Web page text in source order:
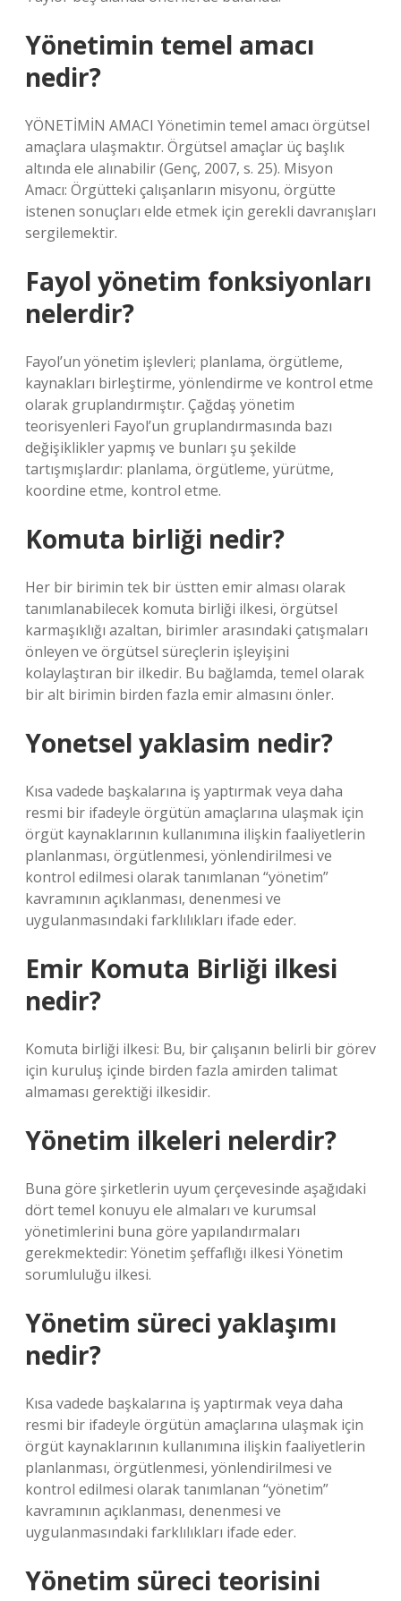
Yönetimin temel amacı
nedir?
YÖNETİMİN AMACI Yönetimin temel amacı örgütsel
amaçlara ulaşmaktır. Örgütsel amaçlar üç başlık
altında ele alınabilir (Genç, 2007, s. 25). Misyon
Amacı: Örgütteki çalışanların misyonu, örgütte
istenen sonuçları elde etmek için gerekli davranışları
sergilemektir.
Fayol yönetim fonksiyonları
nelerdir?
Fayol’un yönetim işlevleri; planlama, örgütleme,
kaynakları birleştirme, yönlendirme ve kontrol etme
olarak gruplandırmıştır. Çağdaş yönetim
teorisyenleri Fayol’un gruplandırmasında bazı
değişiklikler yapmış ve bunları şu şekilde
tartışmışlardır: planlama, örgütleme, yürütme,
koordine etme, kontrol etme.
Komuta birliği nedir?
Her bir birimin tek bir üstten emir alması olarak
tanımlanabilecek komuta birliği ilkesi, örgütsel
karmaşıklığı azaltan, birimler arasındaki çatışmaları
önleyen ve örgütsel süreçlerin işleyişini
kolaylaştıran bir ilkedir. Bu bağlamda, temel olarak
bir alt birimin birden fazla emir almasını önler.
Yonetsel yaklasim nedir?
Kısa vadede başkalarına iş yaptırmak veya daha
resmi bir ifadeyle örgütün amaçlarına ulaşmak için
örgüt kaynaklarının kullanımına ilişkin faaliyetlerin
planlanması, örgütlenmesi, yönlendirilmesi ve
kontrol edilmesi olarak tanımlanan “yönetim”
kavramının açıklanması, denenmesi ve
uygulanmasındaki farklılıkları ifade eder.
Emir Komuta Birliği ilkesi
nedir?
Komuta birliği ilkesi: Bu, bir çalışanın belirli bir görev
için kuruluş içinde birden fazla amirden talimat
almaması gerektiği ilkesidir.
Yönetim ilkeleri nelerdir?
Buna göre şirketlerin uyum çerçevesinde aşağıdaki
dört temel konuyu ele almaları ve kurumsal
yönetimlerini buna göre yapılandırmaları
gerekmektedir: Yönetim şeffaflığı ilkesi Yönetim
sorumluluğu ilkesi.
Yönetim süreci yaklaşımı
nedir?
Kısa vadede başkalarına iş yaptırmak veya daha
resmi bir ifadeyle örgütün amaçlarına ulaşmak için
örgüt kaynaklarının kullanımına ilişkin faaliyetlerin
planlanması, örgütlenmesi, yönlendirilmesi ve
kontrol edilmesi olarak tanımlanan “yönetim”
kavramının açıklanması, denenmesi ve
uygulanmasındaki farklılıkları ifade eder.
Yönetim süreci teorisini